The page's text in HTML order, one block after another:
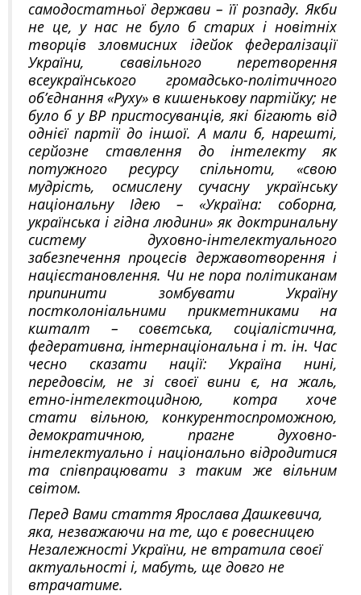
самодостатньої держави – її розпаду. Якби
не це, у нас не було б старих і новітніх
творців зловмисних ідейок федералізації
України, свавільного перетворення
всеукраїнського громадсько-політичного
об’єднання «Руху» в кишенькову партійку; не
було б у ВР пристосуванців, які бігають від
однієї партії до іншої. А мали б, нарешті,
серйозне ставлення до інтелекту як
потужного ресурсу спільноти, «свою
мудрість, осмислену сучасну українську
національну Ідею – «Україна: соборна,
українська і гідна людини» як доктринальну
систему духовно-інтелектуального
забезпечення процесів державотворення і
націєстановлення. Чи не пора політиканам
припинити зомбувати Україну
постколоніальними прикметниками на
кшталт – совєтська, соціалістична,
федеративна, інтернаціональна і т. ін. Час
чесно сказати нації: Україна нині,
передовсім, не зі своєї вини є, на жаль,
етно-інтелектоцидною, котра хоче
стати вільною, конкурентоспроможною,
демократичною, прагне духовно-
інтелектуально і національно відродитися
та співпрацювати з таким же вільним
світом.
Перед Вами стаття Ярослава Дашкевича,
яка, незважаючи на те, що є ровесницею
Незалежності України, не втратила своєї
актуальності і, мабуть, ще довго не
втрачатиме.